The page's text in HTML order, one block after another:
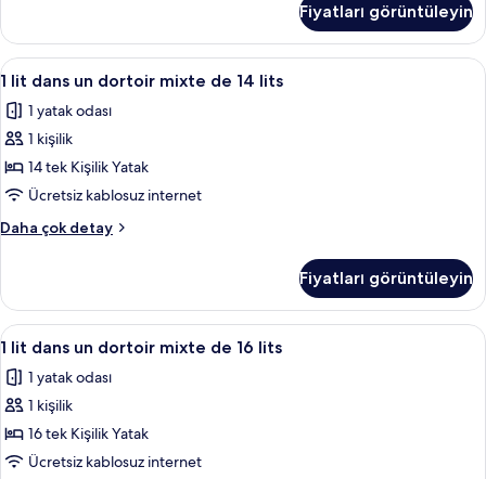
için
tüm
fotoğrafları
görün
dortoir
mixte
de
lits
hakkında
fazla
detay
Fiyatları görüntüleyin
1
lit
dans
un
dortoir
mixte
de
14
için
tüm
fotoğrafları
görün
Ses yalıtımı, ücretsiz kablosuz İnternet
6
1 lit dans un dortoir mixte de 14 lits
1 yatak odası
1 kişilik
14 tek Kişilik Yatak
Ücretsiz kablosuz internet
Daha çok detay
1
dortoir
mixte
de
lits
hakkında
fazla
detay
Fiyatları görüntüleyin
1
lit
dans
un
dortoir
mixte
Ses yalıtımı, ücretsiz kablosuz İnternet
6
1 lit dans un dortoir mixte de 16 lits
1 yatak odası
1 kişilik
16 tek Kişilik Yatak
Ücretsiz kablosuz internet